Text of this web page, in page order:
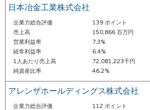
日本冶金工業株式会社
企業力総合評価
139 ポイント
売上高
150,866 百万円
営業利益率
7.3%
経常利益率
6.4%
1人あたり売上高
72,081,223千円
純資産比率
46.2%
アレンザホールディングス株式会社
企業力総合評価
112 ポイント